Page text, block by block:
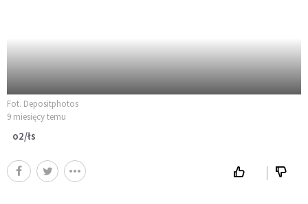
Fot. Depositphotos
9 miesięcy temu
o2/łs